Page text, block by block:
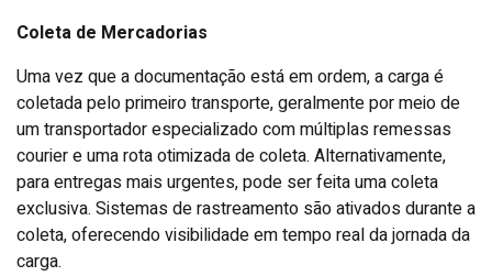
Coleta de Mercadorias
Uma vez que a documentação está em ordem, a carga é
coletada pelo primeiro transporte, geralmente por meio de
um transportador especializado com múltiplas remessas
courier e uma rota otimizada de coleta. Alternativamente,
para entregas mais urgentes, pode ser feita uma coleta
exclusiva. Sistemas de rastreamento são ativados durante a
coleta, oferecendo visibilidade em tempo real da jornada da
carga.